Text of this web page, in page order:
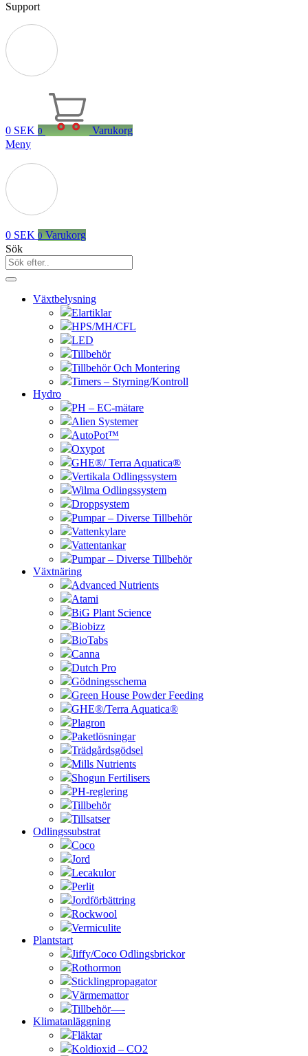
Support
0 SEK 0
Varukorg
Meny
0 SEK 0 Varukorg
Sök
Växtbelysning
Elartiklar
HPS/MH/CFL
LED
Tillbehör
Tillbehör Och Montering
Timers – Styrning/Kontroll
Hydro
PH – EC-mätare
Alien Systemer
AutoPot™
Oxypot
GHE®/ Terra Aquatica®
Vertikala Odlingssystem
Wilma Odlingssystem
Droppsystem
Pumpar – Diverse Tillbehör
Vattenkylare
Vattentankar
Pumpar – Diverse Tillbehör
Växtnäring
Advanced Nutrients
Atami
BiG Plant Science
Biobizz
BioTabs
Canna
Dutch Pro
Gödningsschema
Green House Powder Feeding
GHE®/Terra Aquatica®
Plagron
Paketlösningar
Trädgårdsgödsel
Mills Nutrients
Shogun Fertilisers
PH-reglering
Tillbehör
Tillsatser
Odlingssubstrat
Coco
Jord
Lecakulor
Perlit
Jordförbättring
Rockwool
Vermiculite
Plantstart
Jiffy/Coco Odlingsbrickor
Rothormon
Sticklingpropagator
Värmemattor
Tillbehör—-
Klimatanläggning
Fläktar
Koldioxid – CO2